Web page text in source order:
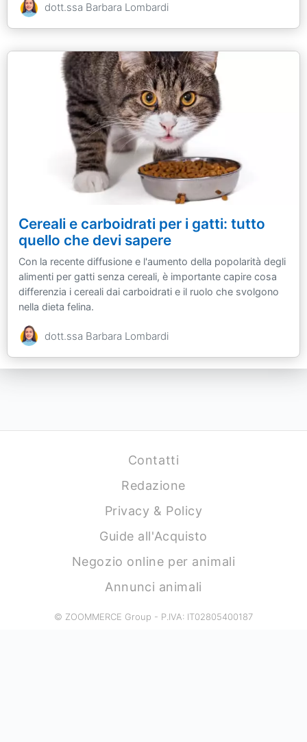
dott.ssa Barbara Lombardi
Cereali e carboidrati per i gatti: tutto
quello che devi sapere
Con la recente diffusione e l'aumento della popolarità degli
alimenti per gatti senza cereali, è importante capire cosa
differenzia i cereali dai carboidrati e il ruolo che svolgono
nella dieta felina.
dott.ssa Barbara Lombardi
Contatti
Redazione
Privacy & Policy
Guide all'Acquisto
Negozio online per animali
Annunci animali
© ZOOMMERCE Group - P.IVA: IT02805400187